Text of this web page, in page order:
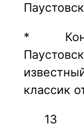
*
классик
13